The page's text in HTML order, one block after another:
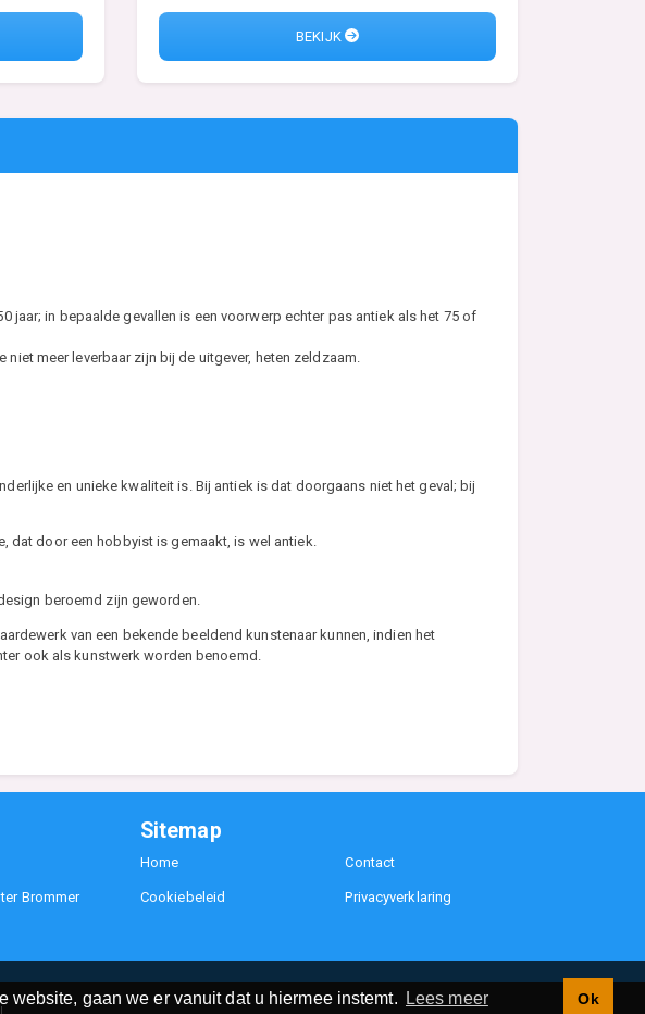
website, gaan we er vanuit dat u hiermee instemt. Lees meer Ok
BEKIJK
in bepaalde gevallen is een voorwerp echter pas antiek als het 75 of
meer leverbaar zijn bij de uitgever, heten zeldzaam.
en unieke kwaliteit is. Bij antiek is dat doorgaans niet het geval; bij
dat door een hobbyist is gemaakt, is wel antiek.
beroemd zijn geworden.
van een bekende beeldend kunstenaar kunnen, indien het
ook als kunstwerk worden benoemd.
Brommer
Sitemap
Home Contact
Cookiebeleid Privacyverklaring